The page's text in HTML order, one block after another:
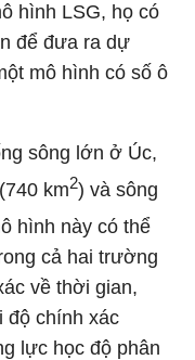
hình LSG, họ có
để đưa ra dự
mô hình có số ô
sông lớn ở Úc,
km2) và sông
hình này có thể
cả hai trường
về thời gian,
độ chính xác
lực học độ phân